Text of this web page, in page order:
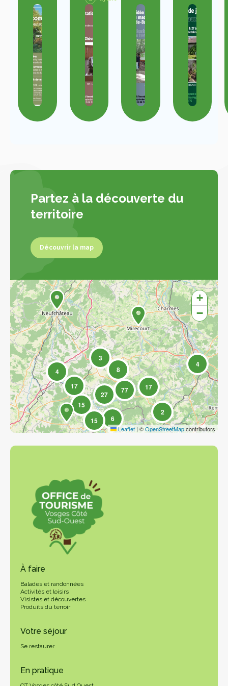
Partez à la découverte du
territoire
Découvrir la map
6
15
8
15
17 17
4
27 77
3
2
4
+
−
Leaflet | ©OpenStreetMapcontributors
À faire
Balades et randonnées
Activités et loisirs
Visistes et découvertes
Produits du terroir
Votre séjour
Se restaurer
En pratique